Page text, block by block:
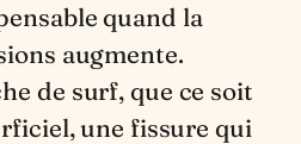
quand la
augmente.
de surf, que ce soit
une fissure qui